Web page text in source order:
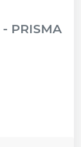
- PRISMA